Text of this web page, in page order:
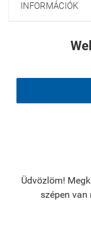
INFORMÁCIÓK
Üdvözlöm!
szépen van